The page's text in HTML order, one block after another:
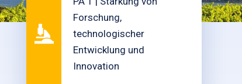
Forschung,
technologischer
Entwicklung und
Innovation